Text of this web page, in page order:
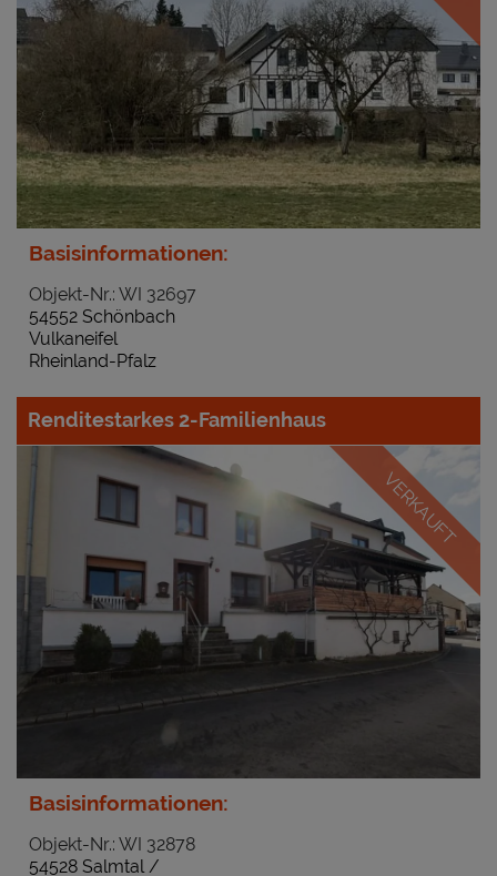
Basisinformationen:
Objekt-Nr.: WI 32697
54552 Schönbach
Vulkaneifel
Rheinland-Pfalz
Renditestarkes 2-Familienhaus
VERKAUFT
Basisinformationen:
Objekt-Nr.: WI 32878
54528 Salmtal /